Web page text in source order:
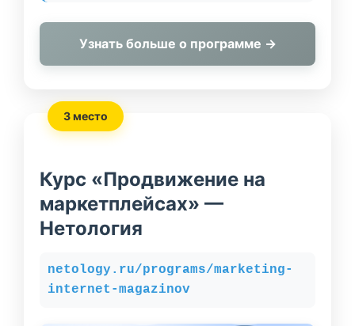
Узнать больше о программе →
3 место
Курс «Продвижение на
маркетплейсах» —
Нетология
netology.ru/programs/marketing-
internet-magazinov